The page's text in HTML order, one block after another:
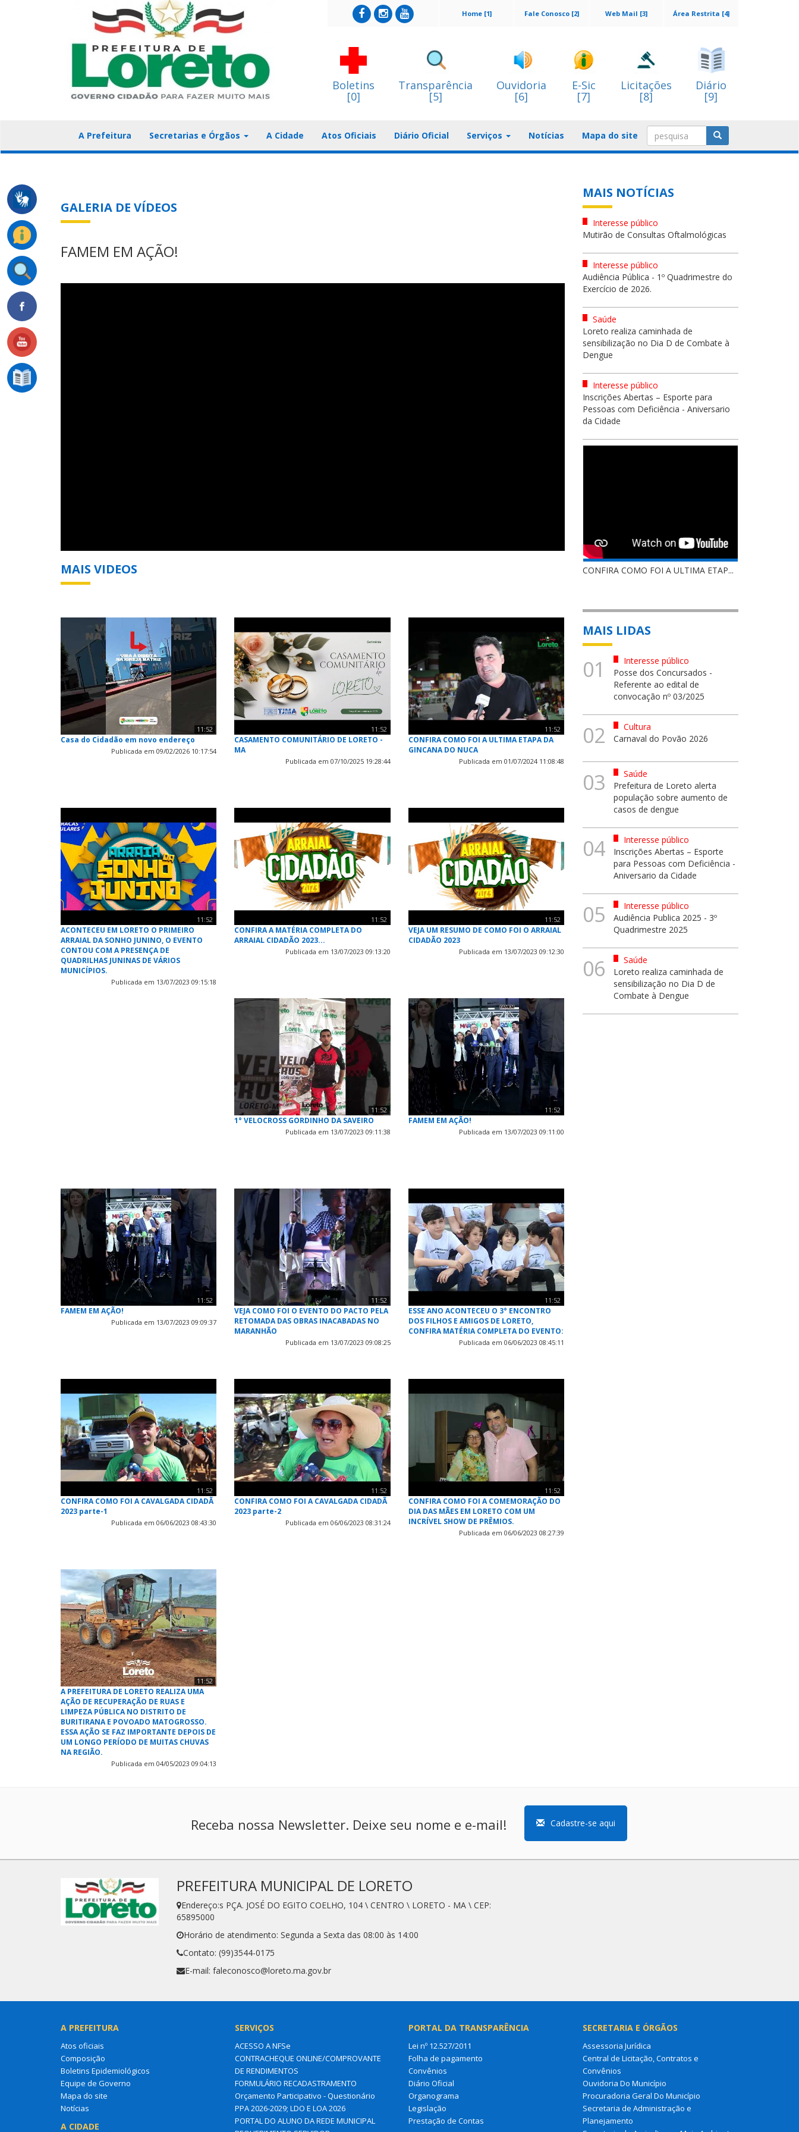
Área Restrita [4]
Web Mail [3]
Fale Conosco [2]
Home [1]
Boletins
[0]
Transparência
[5]
Ouvidoria
[6]
E-Sic
[7]
Licitações
[8]
Diário
[9]
A Prefeitura Secretarias e Órgãos A Cidade Atos Oficiais Diário Oficial Serviços Notícias Mapa do site
GALERIA DE VÍDEOS
FAMEM EM AÇÃO!
MAIS VIDEOS
11:52
Casa do Cidadão em novo endereço
Publicada em 09/02/2026 10:17:54
11:52
CASAMENTO COMUNITÁRIO DE LORETO -
MA
Publicada em 07/10/2025 19:28:44
11:52
CONFIRA COMO FOI A ULTIMA ETAPA DA
GINCANA DO NUCA
Publicada em 01/07/2024 11:08:48
11:52
ACONTECEU EM LORETO O PRIMEIRO
ARRAIAL DA SONHO JUNINO, O EVENTO
CONTOU COM A PRESENÇA DE
QUADRILHAS JUNINAS DE VÁRIOS
MUNICÍPIOS.
Publicada em 13/07/2023 09:15:18
11:52
CONFIRA A MATÉRIA COMPLETA DO
ARRAIAL CIDADÃO 2023...
Publicada em 13/07/2023 09:13:20
11:52
VEJA UM RESUMO DE COMO FOI O ARRAIAL
CIDADÃO 2023
Publicada em 13/07/2023 09:12:30
11:52
1° VELOCROSS GORDINHO DA SAVEIRO
Publicada em 13/07/2023 09:11:38
11:52
FAMEM EM AÇÃO!
Publicada em 13/07/2023 09:11:00
11:52
FAMEM EM AÇÃO!
Publicada em 13/07/2023 09:09:37
11:52
VEJA COMO FOI O EVENTO DO PACTO PELA
RETOMADA DAS OBRAS INACABADAS NO
MARANHÃO
Publicada em 13/07/2023 09:08:25
11:52
ESSE ANO ACONTECEU O 3° ENCONTRO
DOS FILHOS E AMIGOS DE LORETO,
CONFIRA MATÉRIA COMPLETA DO EVENTO:
Publicada em 06/06/2023 08:45:11
11:52
CONFIRA COMO FOI A CAVALGADA CIDADÃ
2023 parte-1
Publicada em 06/06/2023 08:43:30
11:52
CONFIRA COMO FOI A CAVALGADA CIDADÃ
2023 parte-2
Publicada em 06/06/2023 08:31:24
11:52
CONFIRA COMO FOI A COMEMORAÇÃO DO
DIA DAS MÃES EM LORETO COM UM
INCRÍVEL SHOW DE PRÊMIOS.
Publicada em 06/06/2023 08:27:39
11:52
A PREFEITURA DE LORETO REALIZA UMA
AÇÃO DE RECUPERAÇÃO DE RUAS E
LIMPEZA PÚBLICA NO DISTRITO DE
BURITIRANA E POVOADO MATOGROSSO.
ESSA AÇÃO SE FAZ IMPORTANTE DEPOIS DE
UM LONGO PERÍODO DE MUITAS CHUVAS
NA REGIÃO.
Publicada em 04/05/2023 09:04:13
MAIS NOTÍCIAS
Interesse público
Mutirão de Consultas Oftalmológicas
Interesse público
Audiência Pública - 1º Quadrimestre do
Exercício de 2026.
Saúde
Loreto realiza caminhada de
sensibilização no Dia D de Combate à
Dengue
Interesse público
Inscrições Abertas – Esporte para
Pessoas com Deficiência - Aniversario
da Cidade
CONFIRA COMO FOI A ULTIMA ETAP...
MAIS LIDAS
01
Interesse público
Posse dos Concursados -
Referente ao edital de
convocação nº 03/2025
02
Cultura
Carnaval do Povão 2026
03
Saúde
Prefeitura de Loreto alerta
população sobre aumento de
casos de dengue
04
Interesse público
Inscrições Abertas – Esporte
para Pessoas com Deficiência -
Aniversario da Cidade
05
Interesse público
Audiência Publica 2025 - 3º
Quadrimestre 2025
06
Saúde
Loreto realiza caminhada de
sensibilização no Dia D de
Combate à Dengue
Receba nossa Newsletter. Deixe seu nome e e-mail! Cadastre-se aqui
PREFEITURA MUNICIPAL DE LORETO
Endereço:s PÇA. JOSÉ DO EGITO COELHO, 104 \ CENTRO \ LORETO - MA \ CEP:
65895000
Horário de atendimento: Segunda a Sexta das 08:00 às 14:00
Contato: (99)3544-0175
E-mail: faleconosco@loreto.ma.gov.br
A PREFEITURA
Atos oficiais
Composição
Boletins Epidemiológicos
Equipe de Governo
Mapa do site
Notícias
A CIDADE
SERVIÇOS
ACESSO A NFSe
CONTRACHEQUE ONLINE/COMPROVANTE
DE RENDIMENTOS
FORMULÁRIO RECADASTRAMENTO
Orçamento Participativo - Questionário
PPA 2026-2029; LDO E LOA 2026
PORTAL DO ALUNO DA REDE MUNICIPAL
PORTAL DA TRANSPARÊNCIA
Lei nº 12.527/2011
Folha de pagamento
Convênios
Diário Oficial
Organograma
Legislação
Prestação de Contas
SECRETARIA E ÓRGÃOS
Assessoria Jurídica
Central de Licitação, Contratos e
Convênios
Ouvidoria Do Município
Procuradoria Geral Do Município
Secretaria de Administração e
Planejamento